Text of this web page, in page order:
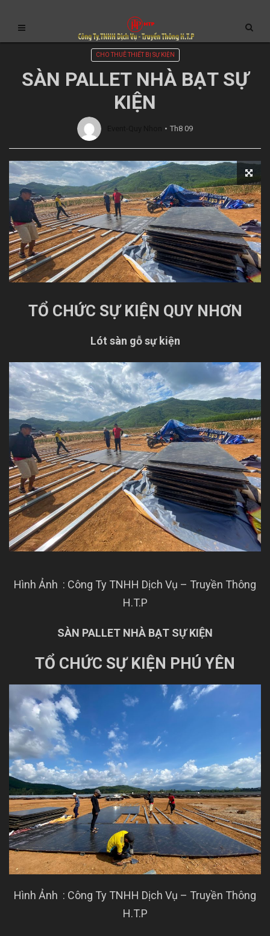
CHO THUÊ THIẾT BỊ SỰ KIỆN
SÀN PALLET NHÀ BẠT SỰ
KIỆN
Th8 09
TỔ CHỨC SỰ KIỆN QUY NHƠN
Lót sàn gỗ sự kiện
Hình Ảnh : Công Ty TNHH Dịch Vụ – Truyền Thông
H.T.P
SÀN PALLET NHÀ BẠT SỰ KIỆN
TỔ CHỨC SỰ KIỆN PHÚ YÊN
Hình Ảnh : Công Ty TNHH Dịch Vụ – Truyền Thông
H.T.P